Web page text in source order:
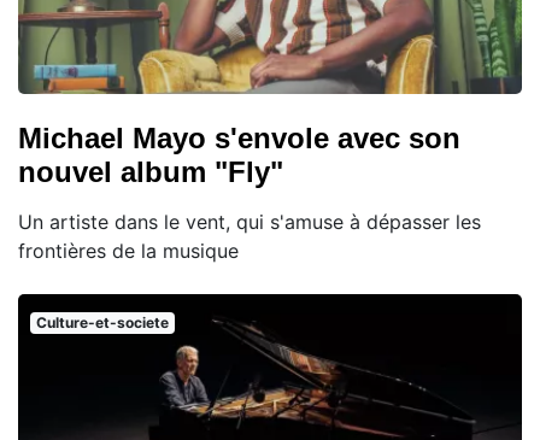
Michael Mayo s'envole avec son
nouvel album "Fly"
Un artiste dans le vent, qui s'amuse à dépasser les
frontières de la musique
Culture-et-societe